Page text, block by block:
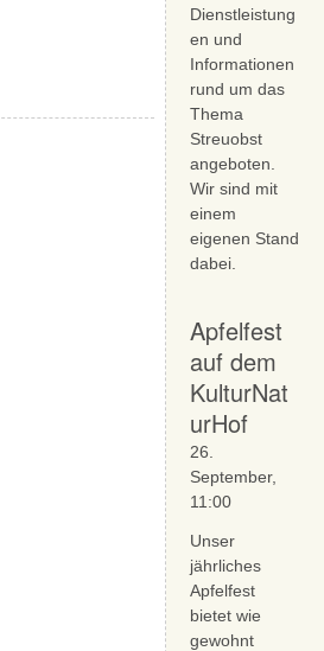
Dienstleistung
en und
Informationen
rund um das
Thema
Streuobst
angeboten.
Wir sind mit
einem
eigenen Stand
dabei.
Apfelfest
auf dem
KulturNat
urHof
26.
September,
11:00
Unser
jährliches
Apfelfest
bietet wie
gewohnt